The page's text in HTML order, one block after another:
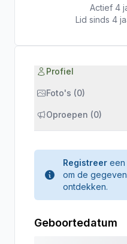
Actief 4
Lid sinds 4
Profiel
Foto's (0)
Oproepen (0)
Registreer een
om de
ontdekken.
Geboortedatum